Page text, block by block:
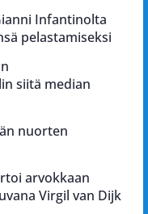
Infantinolta
pelastamiseksi
siitä median
nuorten
arvokkaan
Virgil van Dijk